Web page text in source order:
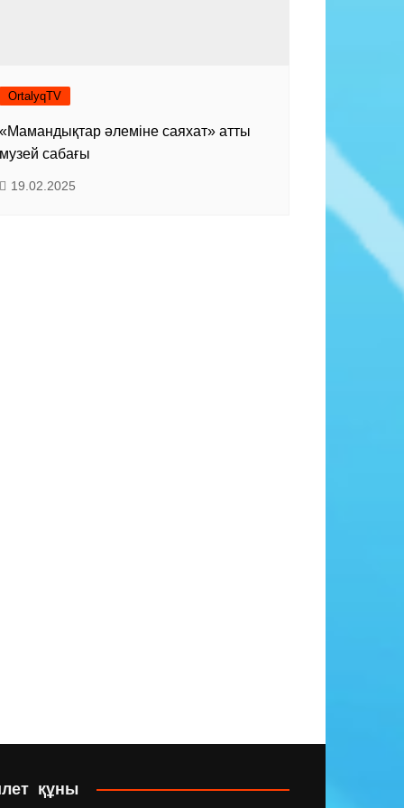
OrtalyqTV
әлеміне саяхат» атты
сабағы
19.02.2025
құны